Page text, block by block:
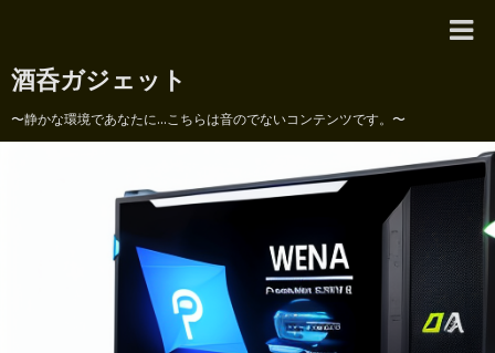
酒呑ガジェット
〜静かな環境であなたに...こちらは音のでないコンテンツです。〜